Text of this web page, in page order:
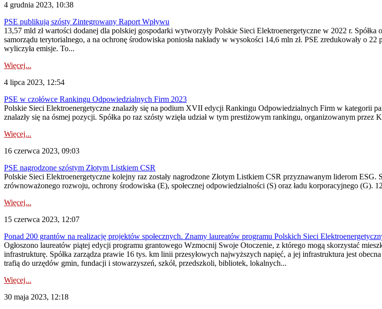
4 grudnia 2023, 10:38
PSE publikują szósty Zintegrowany Raport Wpływu
13,57 mld zł wartości dodanej dla polskiej gospodarki wytworzyły Polskie Sieci Elektroenergetyczne w 2022 r.
samorządu terytorialnego, a na ochronę środowiska poniosła nakłady w wysokości 14,6 mln zł. PSE zredukowały o
wyliczyła emisje. To...
Więcej...
4 lipca 2023, 12:54
PSE w czołówce Rankingu Odpowiedzialnych Firm 2023
Polskie Sieci Elektroenergetyczne znalazły się na podium XVII edycji Rankingu Odpowiedzialnych Firm w kategorii
znalazły się na ósmej pozycji. Spółka po raz szósty wzięła udział w tym prestiżowym rankingu, organizowanym
Więcej...
16 czerwca 2023, 09:03
PSE nagrodzone szóstym Złotym Listkiem CSR
Polskie Sieci Elektroenergetyczne kolejny raz zostały nagrodzone Złotym Listkiem CSR przyznawanym liderom ESG.
zrównoważonego rozwoju, ochrony środowiska (E), społecznej odpowiedzialności (S) oraz ładu korporacyjnego (G).
Więcej...
15 czerwca 2023, 12:07
Ponad 200 grantów na realizację projektów społecznych. Znamy laureatów programu Polskich Sieci
Ogłoszono laureatów piątej edycji programu grantowego Wzmocnij Swoje Otoczenie, z którego mogą skorzystać
infrastrukturę. Spółka zarządza prawie 16 tys. km linii przesyłowych najwyższych napięć, a jej infrastruktura jest
trafią do urzędów gmin, fundacji i stowarzyszeń, szkół, przedszkoli, bibliotek, lokalnych...
Więcej...
30 maja 2023, 12:18